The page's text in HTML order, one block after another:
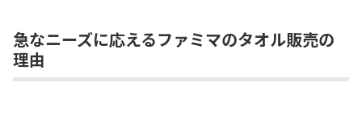
急なニーズに応えるファミマのタオル販売の
理由